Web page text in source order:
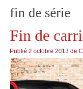
fin de série
Fin de
Publié 2 octobre 2013 de